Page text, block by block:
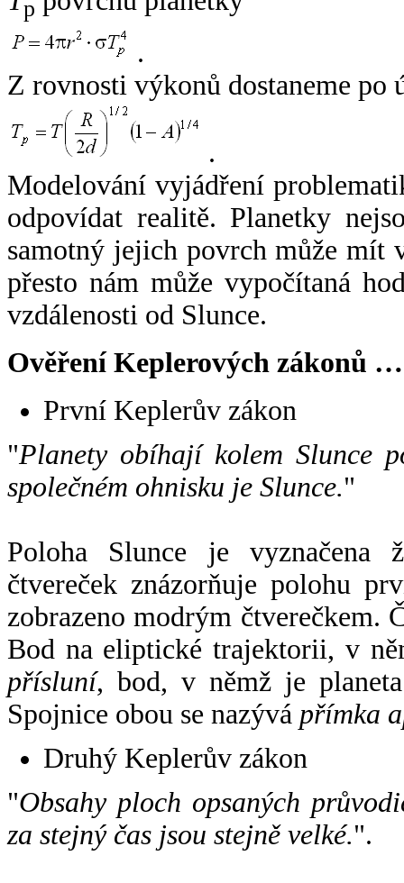
p
.
Z rovnosti výkonů dostaneme po
.
Modelování vyjádření
odpovídat realitě. Planetky
samotný jejich povrch může mít
přesto nám může vypočítaná
vzdálenosti od Slunce.
Ověření Keplerových zákonů …
První Keplerův zákon
"Planety obíhají kolem Slunce
společném ohnisku je Slunce."
Poloha Slunce je vyznačena
čtvereček znázorňuje polohu
zobrazeno modrým čtverečkem.
Bod na eliptické trajektorii, v
přísluní, bod, v němž je
Spojnice obou se nazývá přímka
Druhý Keplerův zákon
"Obsahy ploch opsaných
za stejný čas jsou stejně velké.".